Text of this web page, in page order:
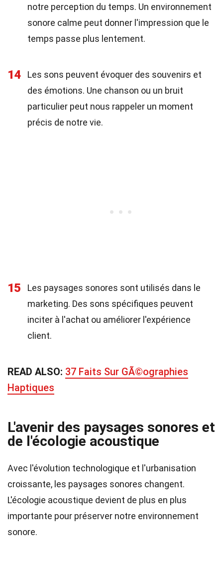
notre perception du temps. Un environnement
sonore calme peut donner l'impression que le
temps passe plus lentement.
14
Les sons peuvent évoquer des souvenirs et
des émotions. Une chanson ou un bruit
particulier peut nous rappeler un moment
précis de notre vie.
15
Les paysages sonores sont utilisés dans le
marketing. Des sons spécifiques peuvent
inciter à l'achat ou améliorer l'expérience
client.
READ ALSO: 37 Faits Sur GÃ©ographies
Haptiques
L'avenir des paysages sonores et
de l'écologie acoustique
Avec l'évolution technologique et l'urbanisation
croissante, les paysages sonores changent.
L'écologie acoustique devient de plus en plus
importante pour préserver notre environnement
sonore.